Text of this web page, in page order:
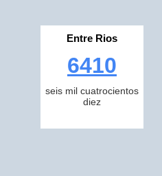
Entre Rios
6410
seis mil cuatrocientos
diez